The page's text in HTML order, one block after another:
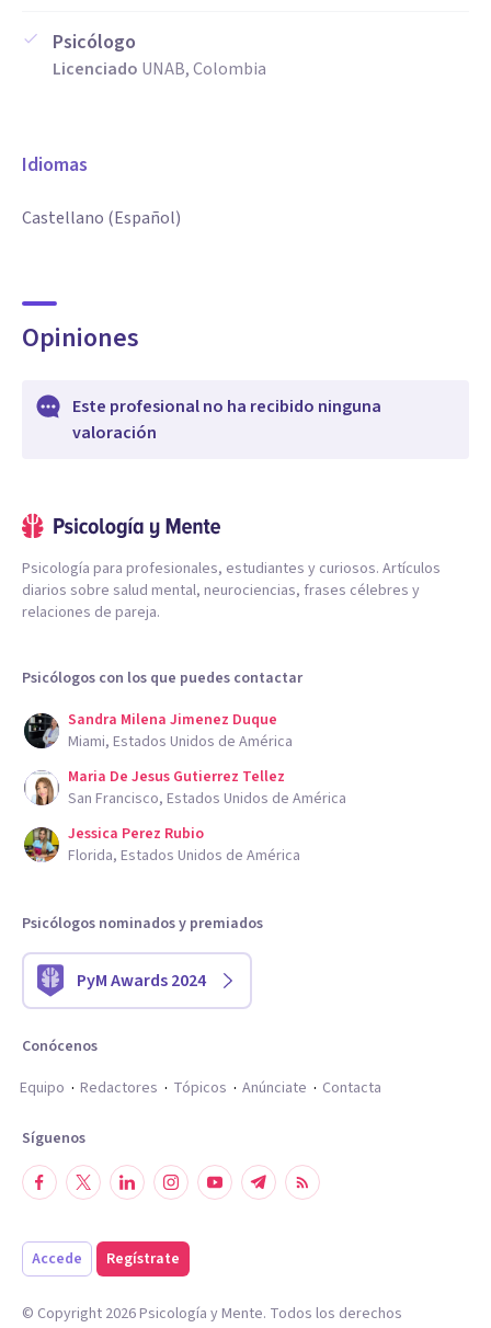
Psicólogo
Licenciado UNAB, Colombia
Idiomas
Castellano (Español)
Opiniones
Este profesional no ha recibido ninguna
valoración
Psicología para profesionales, estudiantes y curiosos. Artículos
diarios sobre salud mental, neurociencias, frases célebres y
relaciones de pareja.
Psicólogos con los que puedes contactar
Sandra Milena Jimenez Duque
Miami, Estados Unidos de América
Maria De Jesus Gutierrez Tellez
San Francisco, Estados Unidos de América
Jessica Perez Rubio
Florida, Estados Unidos de América
Psicólogos nominados y premiados
PyM Awards 2024
Conócenos
Equipo
Redactores Tópicos Anúnciate Contacta
Síguenos
Accede Regístrate
© Copyright 2026Psicología y Mente. Todos los derechos